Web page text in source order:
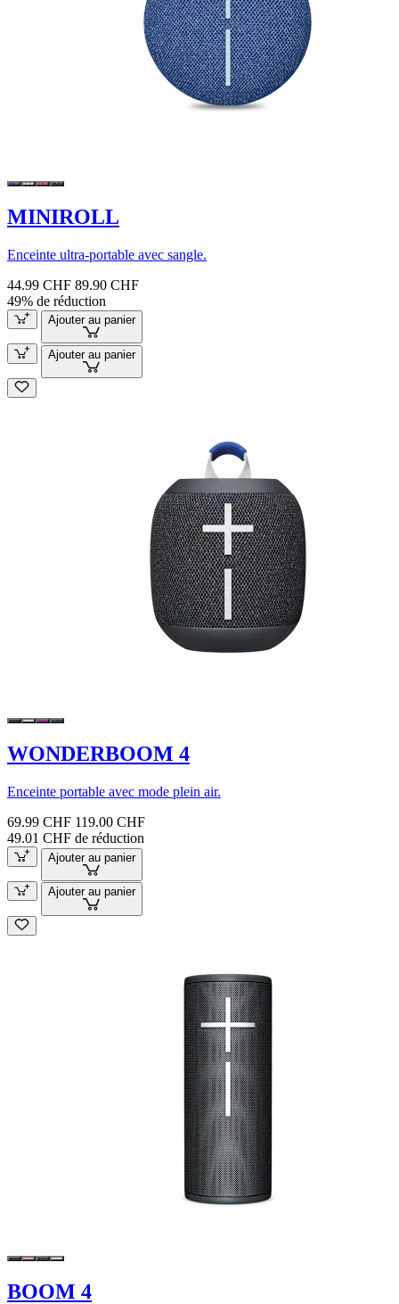
MINIROLL
Enceinte ultra-portable avec sangle.
44.99 CHF 89.90 CHF
49% de réduction
Ajouter au panier
Ajouter au panier
WONDERBOOM 4
Enceinte portable avec mode plein air.
69.99 CHF 119.00 CHF
49.01 CHF de réduction
Ajouter au panier
Ajouter au panier
BOOM 4